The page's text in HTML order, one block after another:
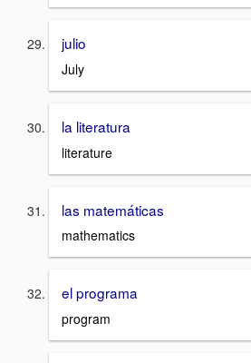
julio
July
la literatura
literature
las matemáticas
mathematics
el programa
program